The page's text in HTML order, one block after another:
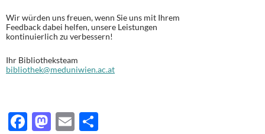
Wir würden uns freuen, wenn Sie uns mit Ihrem
Feedback dabei helfen, unsere Leistungen
kontinuierlich zu verbessern!
Ihr Bibliotheksteam
bibliothek@meduniwien.ac.at
F
M E